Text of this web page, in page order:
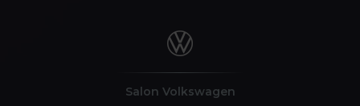
Salon Volkswagen